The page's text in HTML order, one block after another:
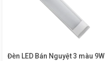
Đèn LED Bán Nguyệt 3 màu 9W